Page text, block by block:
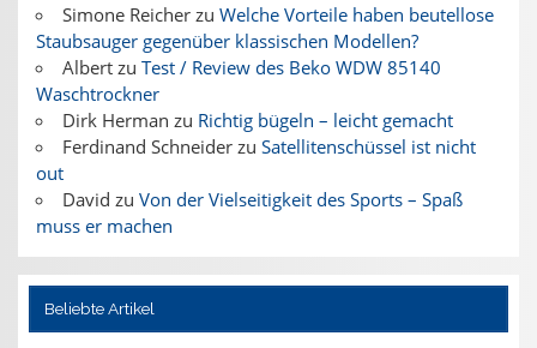
Simone Reicherzu Welche Vorteile haben beutellose
Staubsauger gegenüber klassischen Modellen?
Albertzu Test / Review des Beko WDW 85140
Waschtrockner
Dirk Herman zu Richtig bügeln – leicht gemacht
Ferdinand Schneiderzu Satellitenschüssel ist nicht
out
David zu Von der Vielseitigkeit des Sports – Spaß
muss er machen
Beliebte Artikel